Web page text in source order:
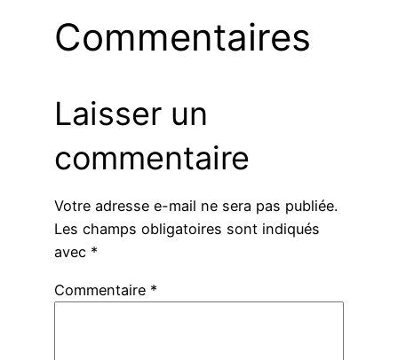
Commentaires
Laisser un
commentaire
Votre adresse e-mail ne sera pas publiée.
Les champs obligatoires sont indiqués
avec *
Commentaire *